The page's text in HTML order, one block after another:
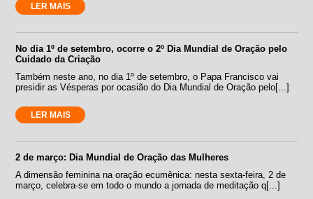
LER MAIS
No dia 1º de setembro, ocorre o 2º Dia Mundial de Oração pelo
Cuidado da Criação
Também neste ano, no dia 1º de setembro, o Papa Francisco vai
presidir as Vésperas por ocasião do Dia Mundial de Oração pelo[...]
LER MAIS
2 de março: Dia Mundial de Oração das Mulheres
A dimensão feminina na oração ecumênica: nesta sexta-feira, 2 de
março, celebra-se em todo o mundo a jornada de meditação q[...]